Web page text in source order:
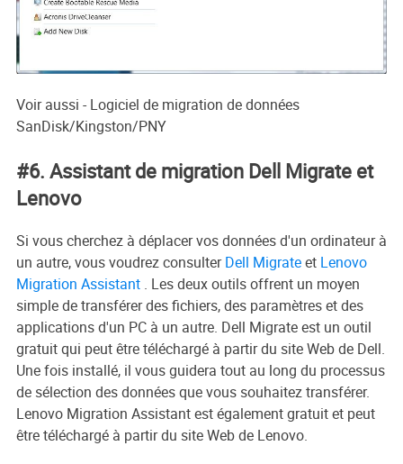
Voir aussi - Logiciel de migration de données
SanDisk/Kingston/PNY
#6. Assistant de migration Dell Migrate et
Lenovo
Si vous cherchez à déplacer vos données d'un ordinateur à
un autre, vous voudrez consulterDell Migrateet Lenovo
Migration Assistant. Les deux outils offrent un moyen
simple de transférer des fichiers, des paramètres et des
applications d'un PC à un autre. Dell Migrate est un outil
gratuit qui peut être téléchargé à partir du site Web de Dell.
Une fois installé, il vous guidera tout au long du processus
de sélection des données que vous souhaitez transférer.
Lenovo Migration Assistant est également gratuit et peut
être téléchargé à partir du site Web de Lenovo.